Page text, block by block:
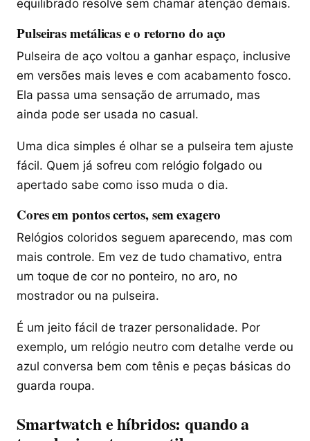
equilibrado resolve sem chamar atenção demais.
Pulseiras metálicas e o retorno do aço
Pulseira de aço voltou a ganhar espaço, inclusive
em versões mais leves e com acabamento fosco.
Ela passa uma sensação de arrumado, mas
ainda pode ser usada no casual.
Uma dica simples é olhar se a pulseira tem ajuste
fácil. Quem já sofreu com relógio folgado ou
apertado sabe como isso muda o dia.
Cores em pontos certos, sem exagero
Relógios coloridos seguem aparecendo, mas com
mais controle. Em vez de tudo chamativo, entra
um toque de cor no ponteiro, no aro, no
mostrador ou na pulseira.
É um jeito fácil de trazer personalidade. Por
exemplo, um relógio neutro com detalhe verde ou
azul conversa bem com tênis e peças básicas do
guarda roupa.
Smartwatch e híbridos: quando a